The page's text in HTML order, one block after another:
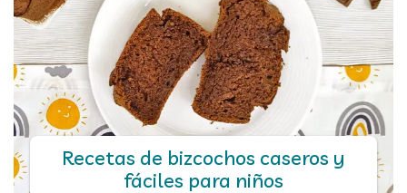
Recetas de bizcochos caseros y
fáciles para niños